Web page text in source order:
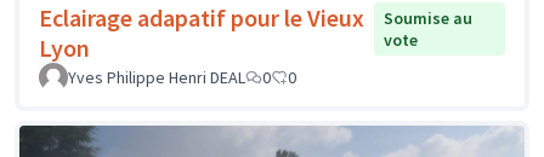
Eclairage adapatif pour le Vieux
Lyon
Soumise au
vote
Yves Philippe Henri DEAL
0 0